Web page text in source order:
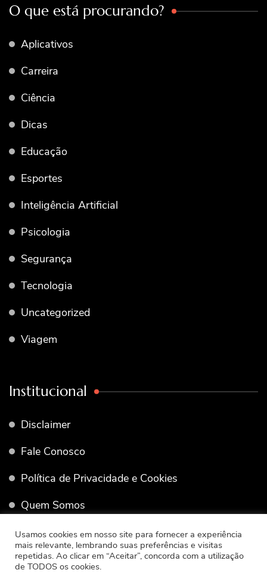
O que está procurando?
Aplicativos
Carreira
Ciência
Dicas
Educação
Esportes
Inteligência Artificial
Psicologia
Segurança
Tecnologia
Uncategorized
Viagem
Institucional
Disclaimer
Fale Conosco
Política de Privacidade e Cookies
Quem Somos
Termos de Uso
Usamos cookies em nosso site para fornecer a experiência
mais relevante, lembrando suas preferências e visitas
repetidas. Ao clicar em “Aceitar”, concorda com a utilização
de TODOS os cookies.